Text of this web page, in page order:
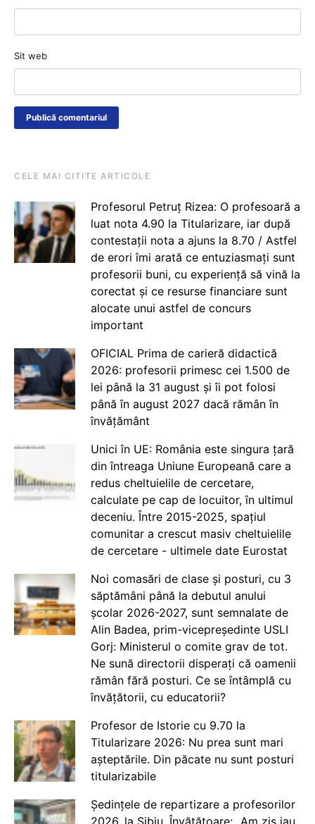
Sit web
CELE MAI CITITE ARTICOLE
Profesorul Petruț Rizea: O profesoară a
luat nota 4.90 la Titularizare, iar după
contestații nota a ajuns la 8.70 / Astfel
de erori îmi arată ce entuziasmați sunt
profesorii buni, cu experiență să vină la
corectat și ce resurse financiare sunt
alocate unui astfel de concurs
important
OFICIAL Prima de carieră didactică
2026: profesorii primesc cei 1.500 de
lei până la 31 august și îi pot folosi
până în august 2027 dacă rămân în
învățământ
Unici în UE: România este singura țară
din întreaga Uniune Europeană care a
redus cheltuielile de cercetare,
calculate pe cap de locuitor, în ultimul
deceniu. Între 2015-2025, spațiul
comunitar a crescut masiv cheltuielile
de cercetare - ultimele date Eurostat
Noi comasări de clase și posturi, cu 3
săptămâni până la debutul anului
școlar 2026-2027, sunt semnalate de
Alin Badea, prim-vicepreședinte USLI
Gorj: Ministerul o comite grav de tot.
Ne sună directorii disperați că oamenii
rămân fără posturi. Ce se întâmplă cu
învățătorii, cu educatorii?
Profesor de Istorie cu 9.70 la
Titularizare 2026: Nu prea sunt mari
așteptările. Din păcate nu sunt posturi
titularizabile
Ședințele de repartizare a profesorilor